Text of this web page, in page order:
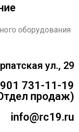
оборудования
ул., 29
731-11-19
продаж)
info@rc19.ru